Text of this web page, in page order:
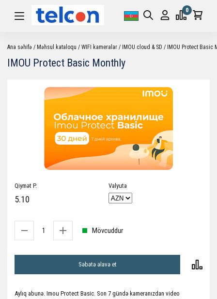
0
Ana səhifə Məhsul kataloqu WIFI kameralar IMOU cloud & SD IMOU Protect Basic
IMOU Protect Basic Monthly
Qiymət P.
5.10
Valyuta
Mövcuddur
Səbətə əlavə et
Aylıq abunə. Imou Protect Basic. Son 7 gündə kameranızdan video